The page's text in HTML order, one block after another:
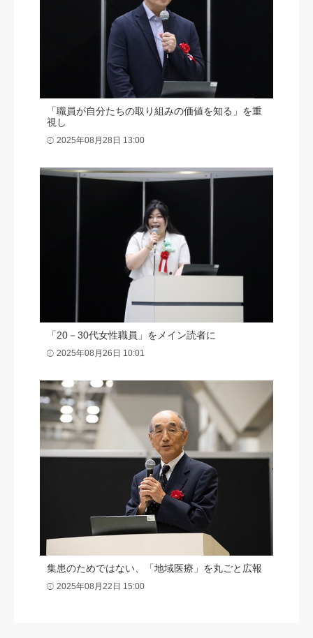
「職員が自分たちの取り組みの価値を知る」を重
視し
2025年08月28日 13:00
「20－30代女性職員」をメイン読者に
2025年08月26日 10:01
集患のためではない、「地域医療」を丸ごと広報
2025年08月22日 15:00